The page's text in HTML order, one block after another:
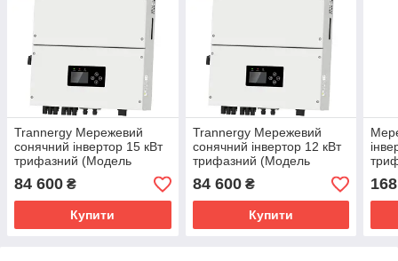
Trannergy Мережевий
сонячний інвертор 15 кВт
трифазний (Модель
TRN015KTL), Trannergy
84 600 ₴
Купити
Trannergy Мережевий
сонячний інвертор 12 кВт
трифазний (Модель
TRN012KTL), Trannergy
84 600₴
Купити